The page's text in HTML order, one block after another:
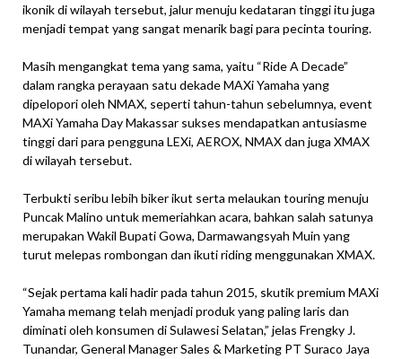
ikonik di wilayah tersebut, jalur menuju kedataran tinggi itu juga
menjadi tempat yang sangat menarik bagi para pecinta touring.
Masih mengangkat tema yang sama, yaitu “Ride A Decade”
dalam rangka perayaan satu dekade MAXi Yamaha yang
dipelopori oleh NMAX, seperti tahun-tahun sebelumnya, event
MAXi Yamaha Day Makassar sukses mendapatkan antusiasme
tinggi dari para pengguna LEXi, AEROX, NMAX dan juga XMAX
di wilayah tersebut.
Terbukti seribu lebih biker ikut serta melaukan touring menuju
Puncak Malino untuk memeriahkan acara, bahkan salah satunya
merupakan Wakil Bupati Gowa, Darmawangsyah Muin yang
turut melepas rombongan dan ikuti riding menggunakan XMAX.
“Sejak pertama kali hadir pada tahun 2015, skutik premium MAXi
Yamaha memang telah menjadi produk yang paling laris dan
diminati oleh konsumen di Sulawesi Selatan,” jelas Frengky J.
Tunandar, General Manager Sales & Marketing PT Suraco Jaya